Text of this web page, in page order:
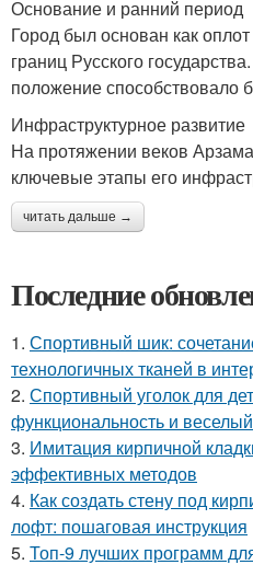
Основание и ранний период
Город был основан как
границ Русского
положение способствовало
Инфраструктурное развитие
На протяжении веков
ключевые этапы его
читать дальше →
Последние
1. Спортивный шик:
технологичных тканей в
2. Спортивный уголок для
функциональность и
3. Имитация кирпичной
эффективных методов
4. Как создать стену под
лофт: пошаговая инструкция
5. Топ-9 лучших программ